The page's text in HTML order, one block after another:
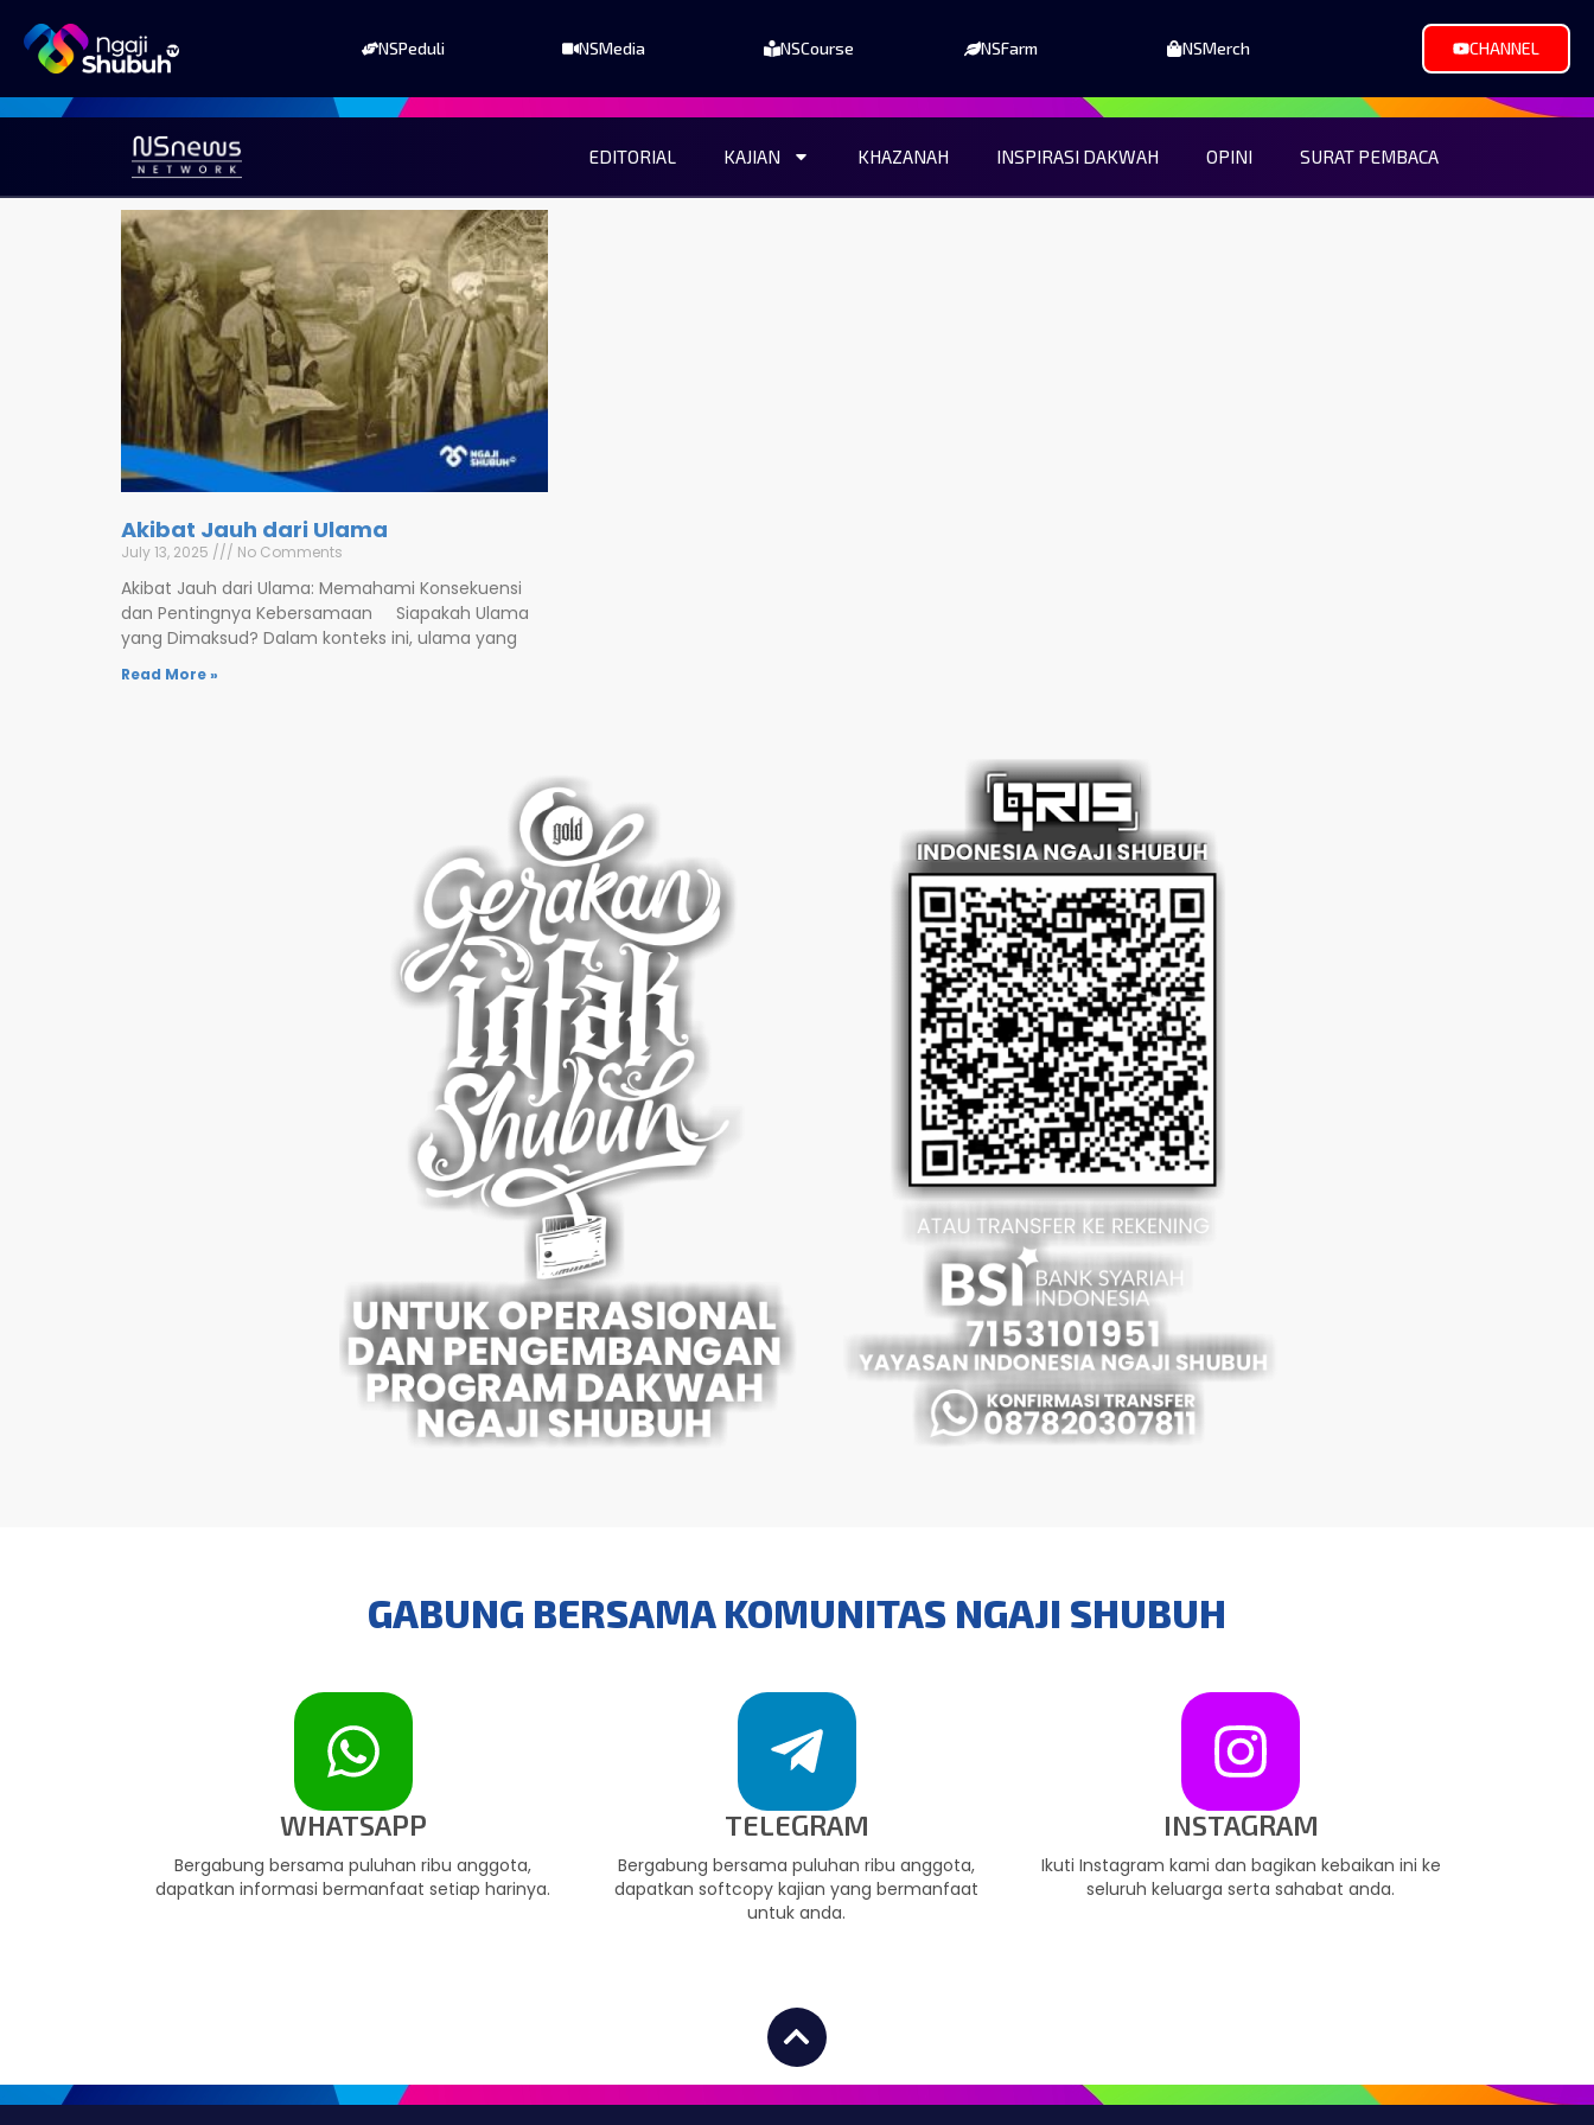
NSPeduli NSMedia NSCourse NSFarm NSMerch CHANNEL
EDITORIAL KAJIAN KHAZANAH INSPIRASI DAKWAH OPINI SURAT PEMBACA
Akibat Jauh dari Ulama
July 13, 2025 No Comments
Akibat Jauh dari Ulama: Memahami Konsekuensi
dan Pentingnya Kebersamaan Siapakah Ulama
yang Dimaksud? Dalam konteks ini, ulama yang
Read More »
GABUNG BERSAMA KOMUNITAS NGAJI SHUBUH
WHATSAPP
Bergabung bersama puluhan ribu anggota,
dapatkan informasi bermanfaat setiap harinya.
TELEGRAM
Bergabung bersama puluhan ribu anggota,
dapatkan softcopy kajian yang bermanfaat
untuk anda.
INSTAGRAM
Ikuti Instagram kami dan bagikan kebaikan ini ke
seluruh keluarga serta sahabat anda.